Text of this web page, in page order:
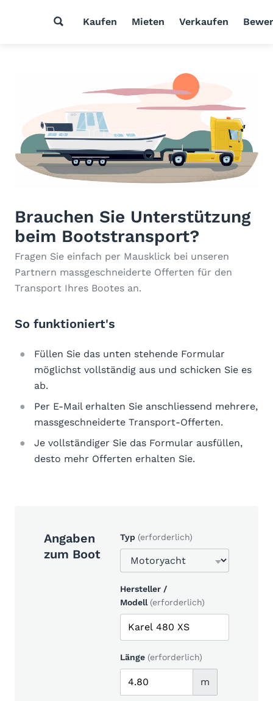
Kaufen Mieten Verkaufen
Brauchen Sie Unterstützung
beim Bootstransport?
Fragen Sie einfach per Mausklick bei unseren
Partnern massgeschneiderte Offerten für den
Transport Ihres Bootes an.
So funktioniert's
Füllen Sie das unten stehende Formular
möglichst vollständig aus und schicken Sie es
ab.
Per E-Mail erhalten Sie anschliessend mehrere,
massgeschneiderte Transport-Offerten.
Je vollständiger Sie das Formular ausfüllen,
desto mehr Offerten erhalten Sie.
Angaben
zum Boot
Typ (erforderlich)
Hersteller /
Modell (erforderlich)
Länge (erforderlich)
m